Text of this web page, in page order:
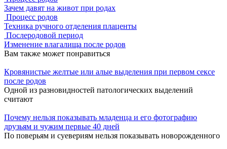
Зачем давят на живот при родах
Процесс родов
Техника ручного отделения плаценты
Послеродовой период
Изменение влагалища после родов
Вам также может понравиться
Кровянистые желтые или алые выделения при первом сексе
после родов
Одной из разновидностей патологических выделений
считают
Почему нельзя показывать младенца и его фотографию
друзьям и чужим первые 40 дней
По поверьям и суевериям нельзя показывать новорожденного